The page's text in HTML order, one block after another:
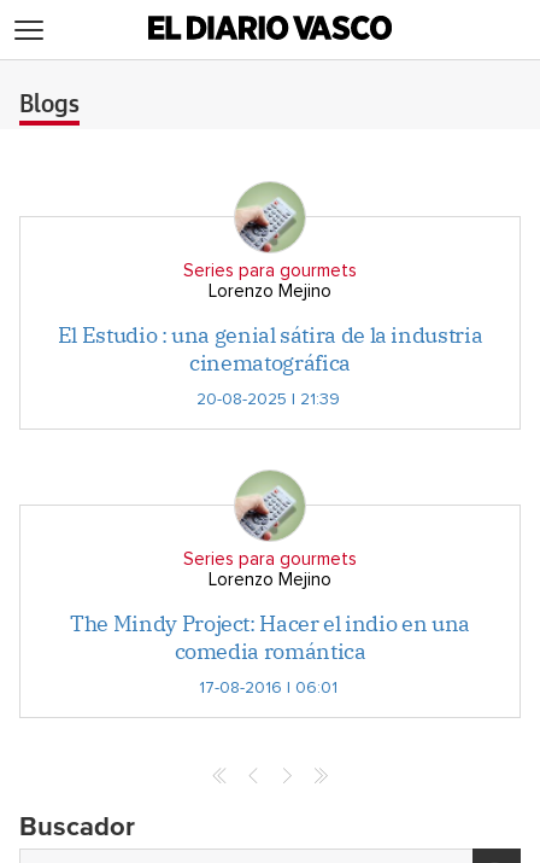
Blogs
Series para gourmets
Lorenzo Mejino
El Estudio : una genial sátira de la industria
cinematográfica
20-08-2025 | 21:39
Series para gourmets
Lorenzo Mejino
The Mindy Project: Hacer el indio en una
comedia romántica
17-08-2016 | 06:01
Buscador